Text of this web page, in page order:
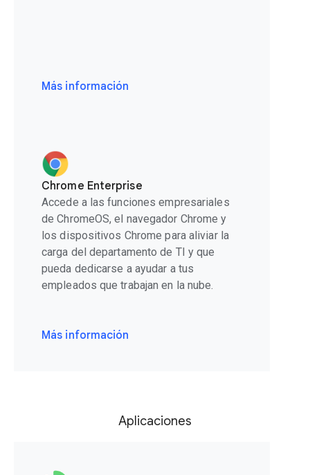
Más información
Chrome Enterprise
Accede a las funciones empresariales
de ChromeOS, el navegador Chrome y
los dispositivos Chrome para aliviar la
carga del departamento de TI y que
pueda dedicarse a ayudar a tus
empleados que trabajan en la nube.
Más información
Aplicaciones